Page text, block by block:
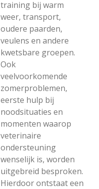
training bij warm
weer, transport,
oudere paarden,
veulens en andere
kwetsbare groepen.
Ook
veelvoorkomende
zomerproblemen,
eerste hulp bij
noodsituaties en
momenten waarop
veterinaire
ondersteuning
wenselijk is, worden
uitgebreid besproken.
Hierdoor ontstaat een